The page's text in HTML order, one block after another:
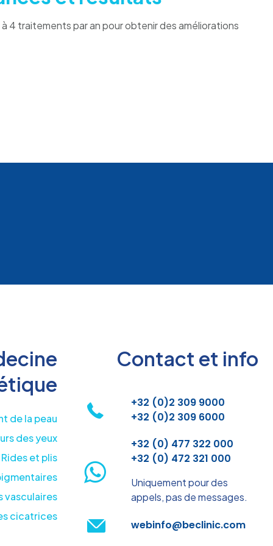
4 traitements par an pour obtenir des améliorations
de la peau
des yeux
Rides et plis
vasculaires
cicatrices
Contact et info
+32 (0)2 309 9000
+32 (0)2 309 6000
+32 (0) 477 322 000
+32 (0) 472 321 000
Uniquement pour des
appels, pas de messages.
webinfo@beclinic.com